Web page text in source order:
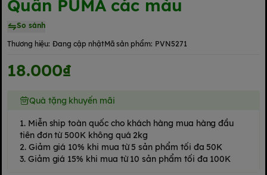
Quần PUMA các màu
So sánh
Thương hiệu: Đang cập nhậtMã sản phẩm: PVN5271
18.000₫
Quà tặng khuyến mãi
1. Miễn ship toàn quốc cho khách hàng mua hàng đầu
tiên đơn từ 500K không quá 2kg
2. Giảm giá 10% khi mua từ 5 sản phẩm tối đa 50K
3. Giảm giá 15% khi mua từ 10 sản phẩm tối đa 100K